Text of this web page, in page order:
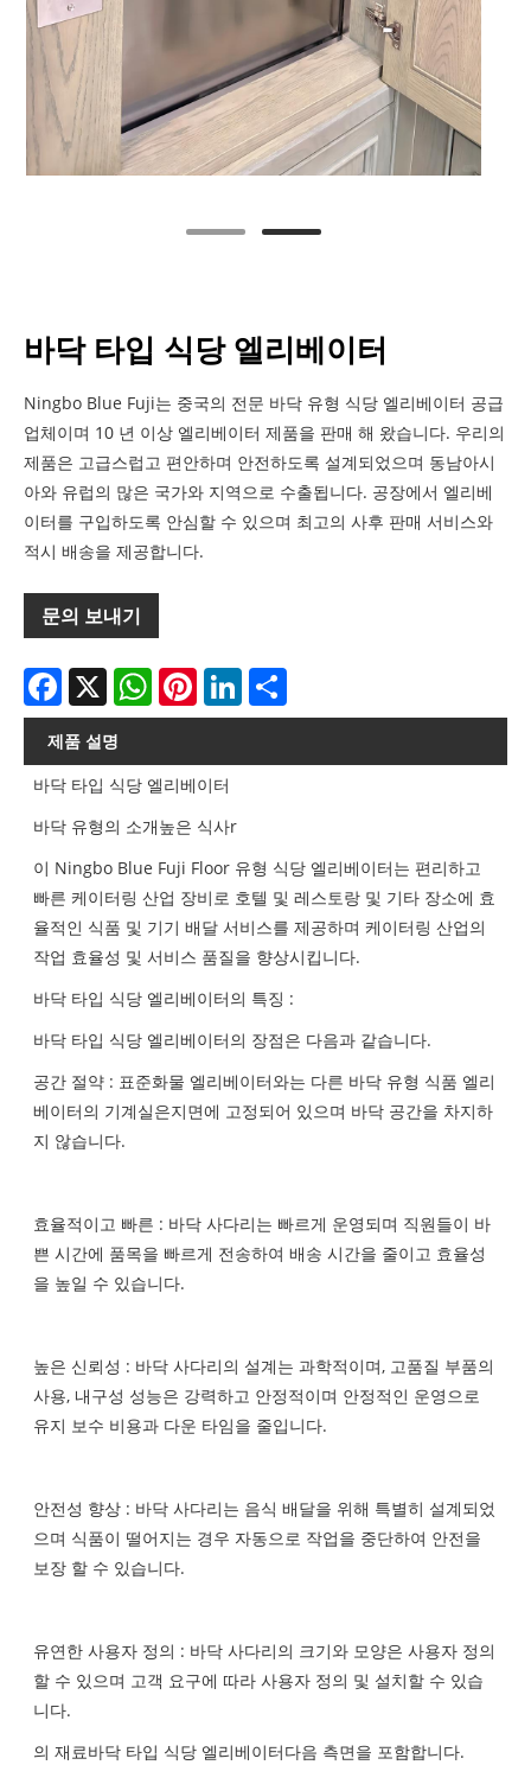
바닥 타입 식당 엘리베이터
Ningbo Blue Fuji는 중국의 전문 바닥 유형 식당 엘리베이터 공급
업체이며 10 년 이상 엘리베이터 제품을 판매 해 왔습니다. 우리의
제품은 고급스럽고 편안하며 안전하도록 설계되었으며 동남아시
아와 유럽의 많은 국가와 지역으로 수출됩니다. 공장에서 엘리베
이터를 구입하도록 안심할 수 있으며 최고의 사후 판매 서비스와
적시 배송을 제공합니다.
문의 보내기
Facebook
X WhatsAppPinterestLinkedIn
제품 설명
바닥 타입 식당 엘리베이터
바닥 유형의 소개높은 식사r
이 Ningbo Blue Fuji Floor 유형 식당 엘리베이터는 편리하고
빠른 케이터링 산업 장비로 호텔 및 레스토랑 및 기타 장소에 효
율적인 식품 및 기기 배달 서비스를 제공하며 케이터링 산업의
작업 효율성 및 서비스 품질을 향상시킵니다.
바닥 타입 식당 엘리베이터의 특징 :
바닥 타입 식당 엘리베이터의 장점은 다음과 같습니다.
공간 절약 : 표준화물 엘리베이터와는 다른 바닥 유형 식품 엘리
베이터의 기계실은지면에 고정되어 있으며 바닥 공간을 차지하
지 않습니다.
효율적이고 빠른 : 바닥 사다리는 빠르게 운영되며 직원들이 바
쁜 시간에 품목을 빠르게 전송하여 배송 시간을 줄이고 효율성
을 높일 수 있습니다.
높은 신뢰성 : 바닥 사다리의 설계는 과학적이며, 고품질 부품의
사용, 내구성 성능은 강력하고 안정적이며 안정적인 운영으로
유지 보수 비용과 다운 타임을 줄입니다.
안전성 향상 : 바닥 사다리는 음식 배달을 위해 특별히 설계되었
으며 식품이 떨어지는 경우 자동으로 작업을 중단하여 안전을
보장 할 수 있습니다.
유연한 사용자 정의 : 바닥 사다리의 크기와 모양은 사용자 정의
할 수 있으며 고객 요구에 따라 사용자 정의 및 설치할 수 있습
니다.
의 재료바닥 타입 식당 엘리베이터다음 측면을 포함합니다.